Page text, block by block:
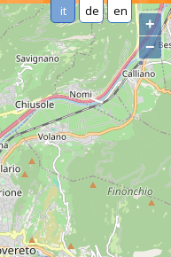
it de en
+
−